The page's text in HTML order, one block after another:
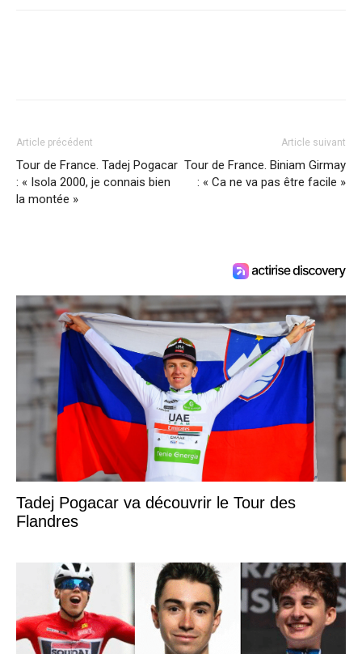
Article précédent
Tour de France. Tadej Pogacar
: « Isola 2000, je connais bien
la montée »
Article suivant
Tour de France. Biniam Girmay
: « Ca ne va pas être facile »
Tadej Pogacar va découvrir le Tour des
Flandres